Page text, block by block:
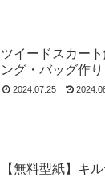
ツイードスカー
ング・バッグ作
2024.07.25
【無料型紙】キ